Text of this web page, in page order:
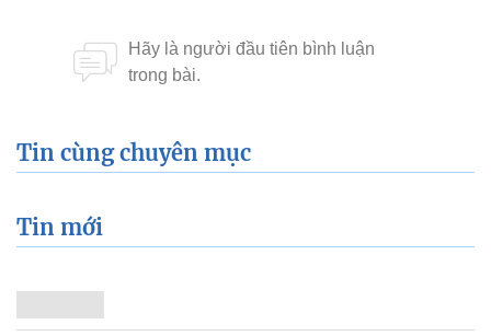
Tin cùng chuyên mục
Tin mới